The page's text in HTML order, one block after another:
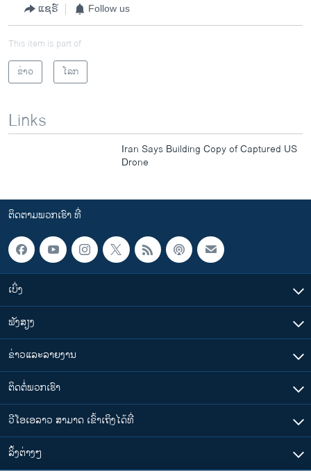
ແຊຣ໌ Follow us
This item is part of
ຂ່າວ
ໂລກ
Links
Iran Says Building Copy of Captured US
Drone
ຕິດຕາມພວກເຮົາ ທີ່
ເບິ່ງ
ຟັງສຽງ
ຂ່າວແລະລາຍງານ
ຕິດຕໍ່ພວກເຮົາ
ວີໂອເອລາວ ສາມາດ ເຂົ້າເຖິງໄດ້ທີ່
​ລິ້ງ​ຕ່າງໆ